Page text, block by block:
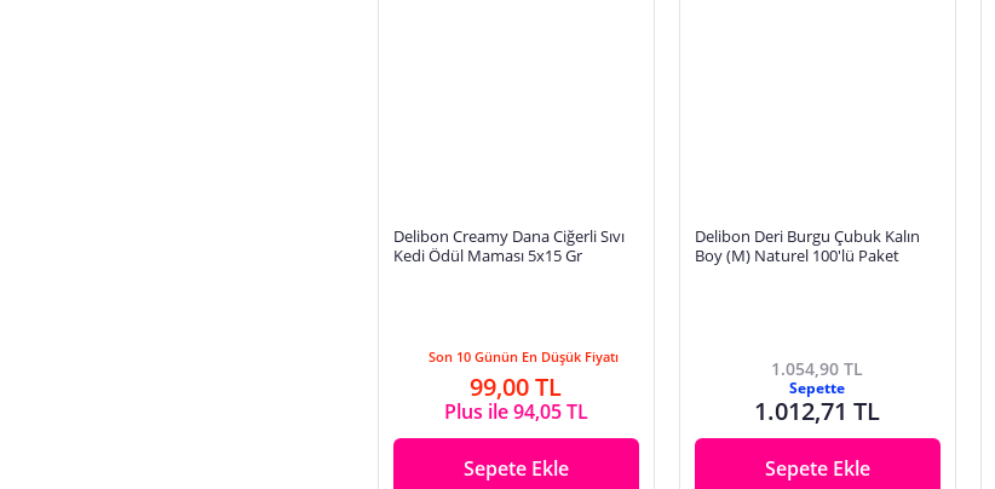
Delibon Creamy Dana Ciğerli Sıvı
Kedi Ödül Maması 5x15 Gr
Son 10 Günün En Düşük Fiyatı
99,00 TL
Plus ile 94,05 TL
Sepete Ekle
Delibon Deri Burgu Çubuk Kalın
Boy (M) Naturel 100'lü Paket
1.054,90 TL
Sepette
1.012,71 TL
Sepete Ekle